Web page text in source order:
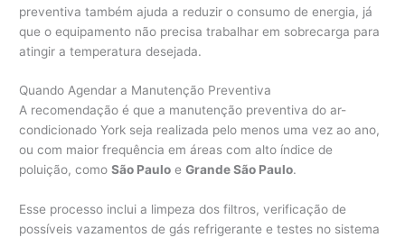
preventiva também ajuda a reduzir o consumo de energia, já
que o equipamento não precisa trabalhar em sobrecarga para
atingir a temperatura desejada.
Quando Agendar a Manutenção Preventiva
A recomendação é que a manutenção preventiva do ar-
condicionado York seja realizada pelo menos uma vez ao ano,
ou com maior frequência em áreas com alto índice de
poluição, comoSão Paulo eGrande São Paulo.
Esse processo inclui a limpeza dos filtros, verificação de
possíveis vazamentos de gás refrigerante e testes no sistema